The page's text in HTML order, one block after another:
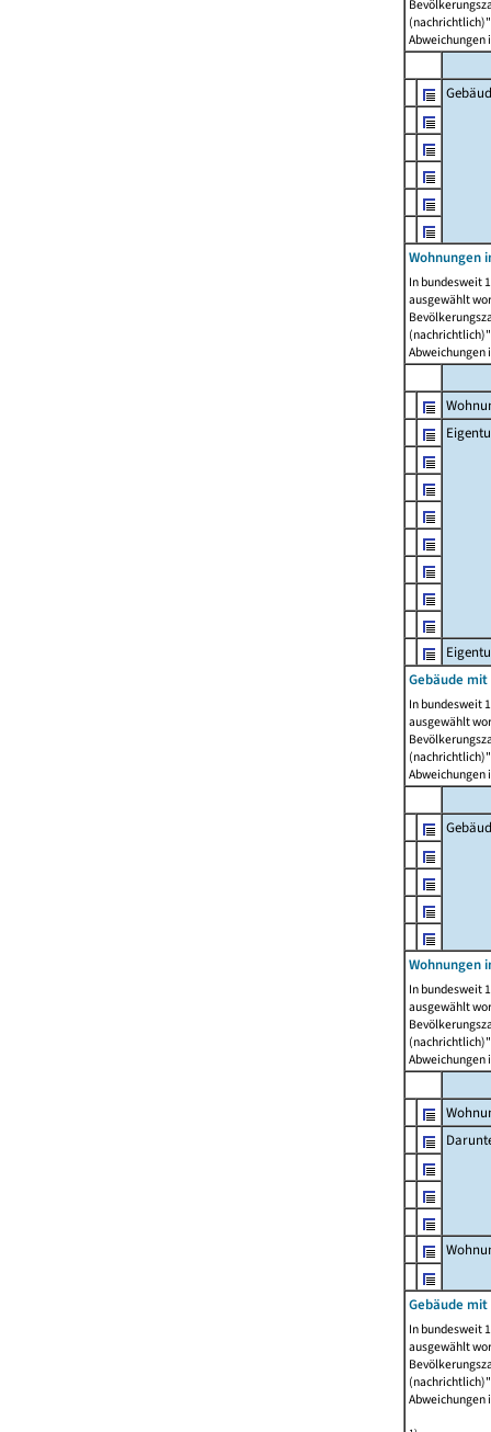
Abweichungen
Wohnungen
In bundesweit
ausgewählt
Abweichungen
Gebäude
In bundesweit
ausgewählt
Abweichungen
Wohnungen
In bundesweit
ausgewählt
Abweichungen
Gebäude
In bundesweit
ausgewählt
Abweichungen